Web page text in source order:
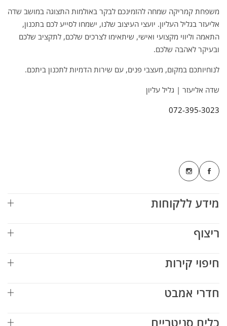
משפחת קמריקה שמחה להזמינכם לבקר באולמות התצוגה במושב שדה
אליעזר בגליל העליון. יועצי העיצוב שלנו, ישמחו לסייע לכם בתכנון,
התאמה וליווי מקצועי ואישי, שיתאימו לצרכים שלכם, לתקציב שלכם
ובעיקר לאהבה שלכם.
לנוחיותכם במקום, מעצבי פנים, עם שירות הדמיות לתכנון ביתכם.
שדה אליעזר | גליל עליון
072-395-3023
מידע ללקוחות
ריצוף
חיפוי קירות
חדרי אמבט